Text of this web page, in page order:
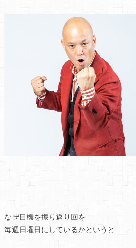
なぜ目標を振り返り回を
毎週日曜日にしているかというと